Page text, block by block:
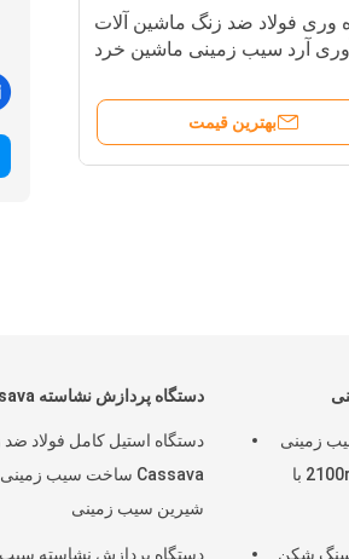
وری فولاد ضد زنگ ماشین آلات
آرد سیب زمینی ماشین خرد
بهترین قیمت
دستگاه پردازش نشاسته Cassava
دستگاه استیل کامل فولاد
Cassava ساخت سیب زمینی
شیرین سیب زمینی
دستگاه پردازش نشاسته
زمینی
12 - 15t / H ظرفیت 2100rpm با
سنگ شکن